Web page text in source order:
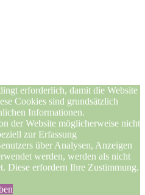
erforderlich, damit die Website
Cookies sind grundsätzlich
Informationen.
der Website möglicherweise nicht
zur Erfassung
über Analysen, Anzeigen
werden, werden als nicht
Diese erfordern Ihre Zustimmung.